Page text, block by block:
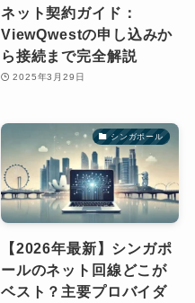
ネット契約ガイド：
ViewQwestの申し込みか
ら接続まで完全解説
2025年3月29日
シンガポール
【2026年最新】シンガポ
ールのネット回線どこが
ベスト？主要プロバイダ